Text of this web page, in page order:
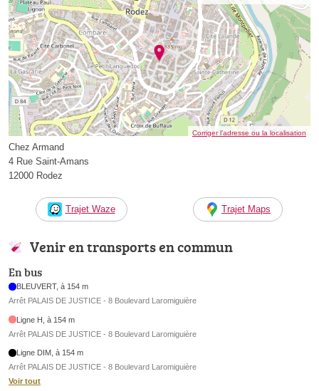
Corriger l’adresse ou la localisation
Chez Armand
4 Rue Saint-Amans
12000 Rodez
Trajet Waze Trajet Maps
Venir en transports en commun
En bus
BLEUVERT, à 154 m
Arrêt PALAIS DE JUSTICE - 8 Boulevard Laromiguière
Ligne H, à 154 m
Arrêt PALAIS DE JUSTICE - 8 Boulevard Laromiguière
Ligne DIM, à 154 m
Arrêt PALAIS DE JUSTICE - 8 Boulevard Laromiguière
Voir tout